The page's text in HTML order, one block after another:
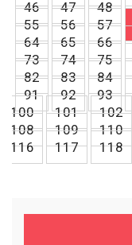
46
47 48
55
56 57
64
65 66
73
74 75
82
83 84
91
92 93
100
101 102
108
109 110
116
117 118